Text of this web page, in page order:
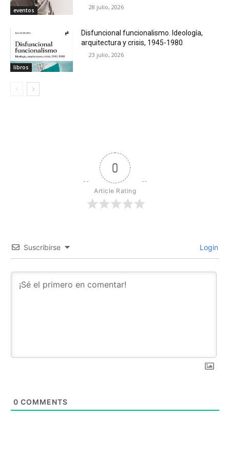
eventos 28 julio, 2026
libros
Disfuncional funcionalismo. Ideología,
arquitectura y crisis, 1945-1980
23 julio, 2026
0
Article Rating
Suscribirse Login
0 COMMENTS